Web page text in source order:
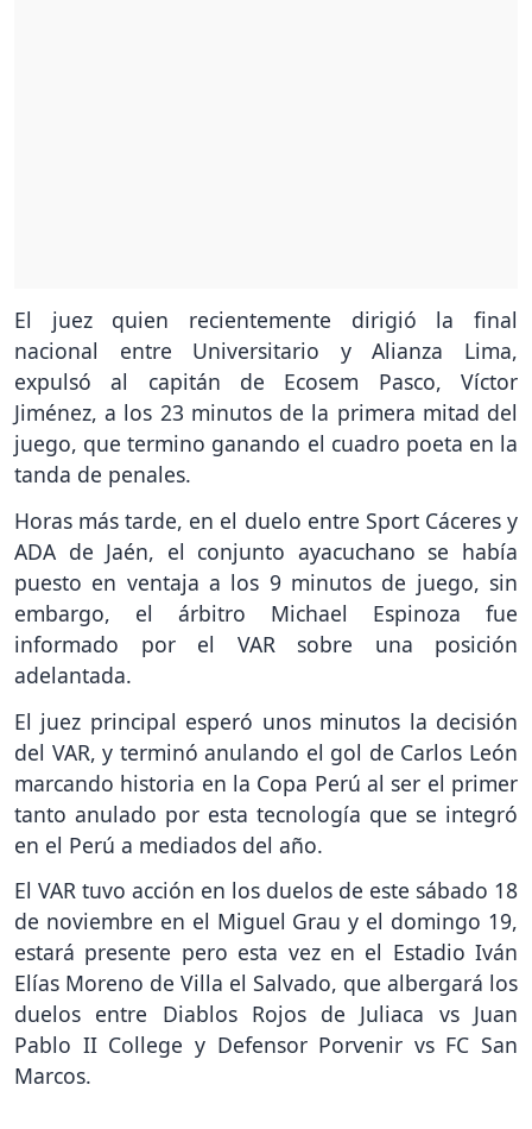
El juez quien recientemente dirigió la final
nacional entre Universitario y Alianza Lima,
expulsó al capitán de Ecosem Pasco, Víctor
Jiménez, a los 23 minutos de la primera mitad del
juego, que termino ganando el cuadro poeta en la
tanda de penales.
Horas más tarde, en el duelo entre Sport Cáceres y
ADA de Jaén, el conjunto ayacuchano se había
puesto en ventaja a los 9 minutos de juego, sin
embargo, el árbitro Michael Espinoza fue
informado por el VAR sobre una posición
adelantada.
El juez principal esperó unos minutos la decisión
del VAR, y terminó anulando el gol de Carlos León
marcando historia en la Copa Perú al ser el primer
tanto anulado por esta tecnología que se integró
en el Perú a mediados del año.
El VAR tuvo acción en los duelos de este sábado 18
de noviembre en el Miguel Grau y el domingo 19,
estará presente pero esta vez en el Estadio Iván
Elías Moreno de Villa el Salvado, que albergará los
duelos entre Diablos Rojos de Juliaca vs Juan
Pablo II College y Defensor Porvenir vs FC San
Marcos.